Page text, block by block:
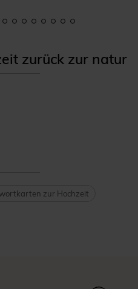
zurück zur natur
zur Hochzeit